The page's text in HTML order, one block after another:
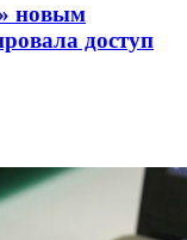
новым
доступ